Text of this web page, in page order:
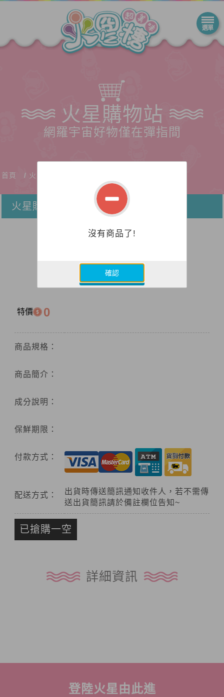
火星購物站
網羅宇宙好物僅在彈指間
首頁 火星購物站
火星購物站
特價 0
商品規格：
商品簡介：
成分說明：
保鮮期限：
付款方式：
配送方式：
出貨時傳送簡訊通知收件人，若不需傳
送出貨簡訊請於備註欄位告知~
已搶購一空
詳細資訊
登陸火星由此進
沒有商品了!
確認